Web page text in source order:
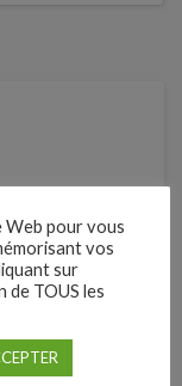
Web pour vous
vos
sur
de TOUS les